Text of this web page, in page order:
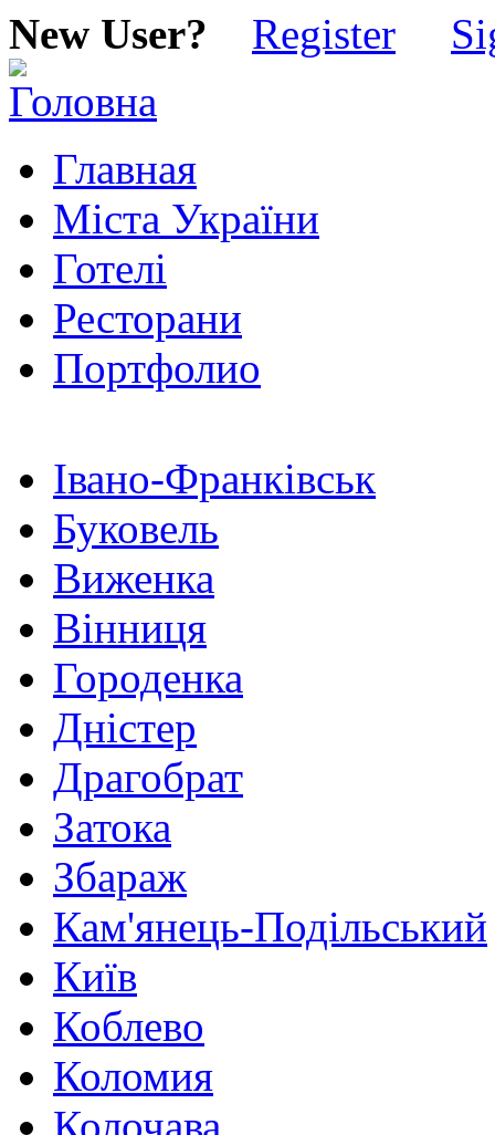
New User? Register
Главная
Міста України
Готелі
Ресторани
Портфолио
Івано-Франківськ
Буковель
Виженка
Вінниця
Городенка
Дністер
Драгобрат
Затока
Збараж
Кам'янець-Подільський
Київ
Коблево
Коломия